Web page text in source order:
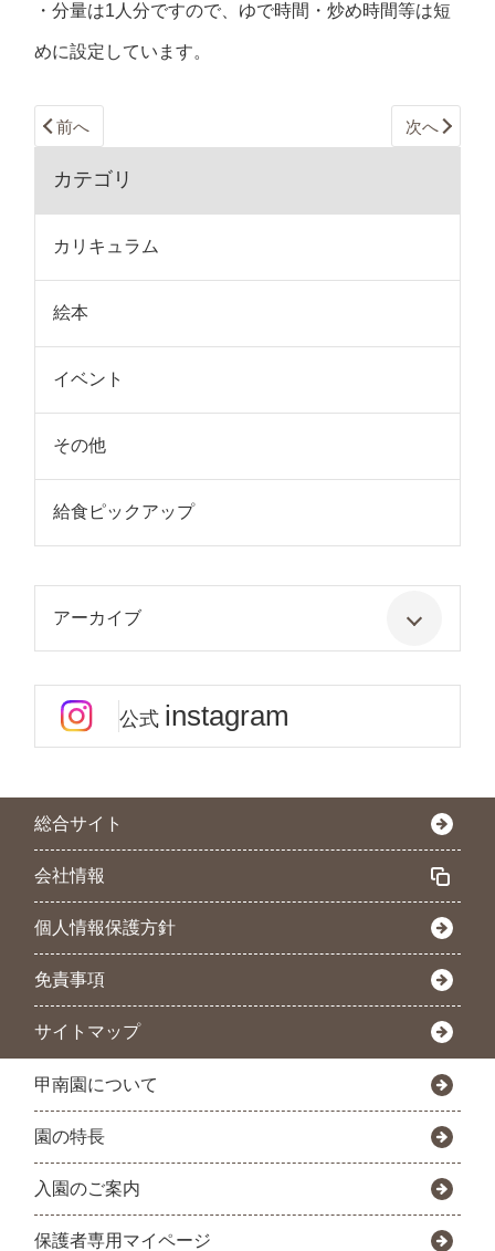
・分量は1人分ですので、ゆで時間・炒め時間等は短
めに設定しています。
前へ 次へ
カテゴリ
カリキュラム
絵本
イベント
その他
給食ピックアップ
アーカイブ
公式 instagram
総合サイト
会社情報
個人情報保護方針
免責事項
サイトマップ
甲南園について
園の特長
入園のご案内
保護者専用マイページ